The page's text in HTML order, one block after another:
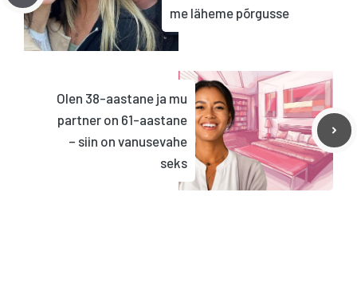
me läheme põrgusse
Olen 38-aastane ja mu
partner on 61-aastane
– siin on vanusevahe
seks